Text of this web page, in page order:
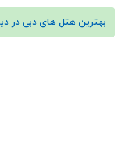
بهترین هتل های دبی در